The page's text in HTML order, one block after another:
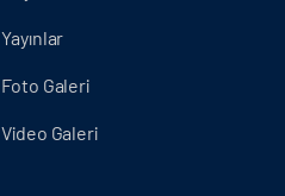
Yayınlar
Foto Galeri
Video Galeri